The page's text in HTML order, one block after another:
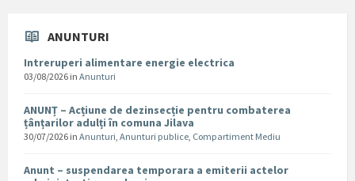
ANUNTURI
Intreruperi alimentare energie electrica
03/08/2026 in Anunturi
ANUNȚ – Acțiune de dezinsecție pentru combaterea
țânțarilor adulți în comuna Jilava
30/07/2026 in Anunturi, Anunturi publice, Compartiment Mediu
Anunt – suspendarea temporara a emiterii actelor